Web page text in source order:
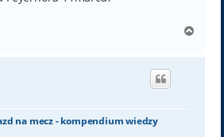
g
na mecz - kompendium wiedzy